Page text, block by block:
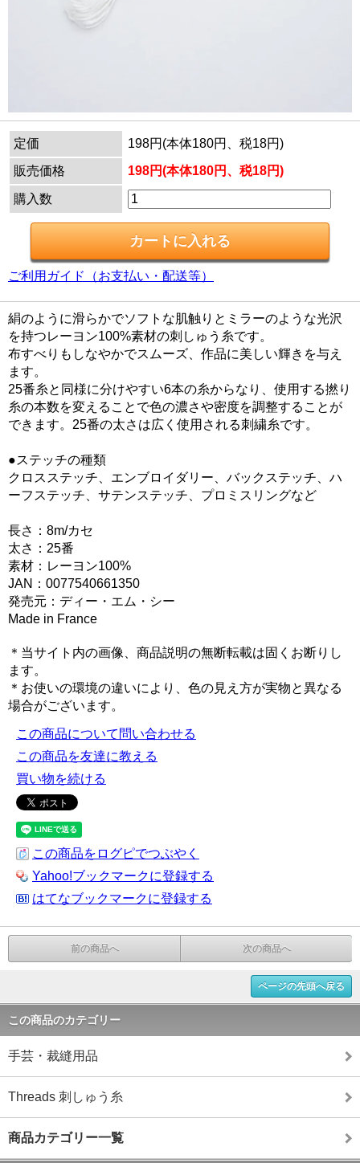
定価
198円(本体180円、税18円)
販売価格
198円(本体180円、税18円)
購入数
ご利用ガイド（お支払い・配送等）
絹のように滑らかでソフトな肌触りとミラーのような光沢
を持つレーヨン100%素材の刺しゅう糸です。
布すべりもしなやかでスムーズ、作品に美しい輝きを与え
ます。
25番糸と同様に分けやすい6本の糸からなり、使用する撚り
糸の本数を変えることで色の濃さや密度を調整することが
できます。25番の太さは広く使用される刺繍糸です。
●ステッチの種類
クロスステッチ、エンブロイダリー、バックステッチ、ハ
ーフステッチ、サテンステッチ、プロミスリングなど
長さ：8m/カセ
太さ：25番
素材：レーヨン100%
JAN：0077540661350
発売元：ディー・エム・シー
Made in France
＊当サイト内の画像、商品説明の無断転載は固くお断りし
ます。
＊お使いの環境の違いにより、色の見え方が実物と異なる
場合がございます。
この商品について問い合わせる
この商品を友達に教える
買い物を続ける
この商品をログピでつぶやく
Yahoo!ブックマークに登録する
はてなブックマークに登録する
前の商品へ 次の商品へ
ページの先頭へ戻る
この商品のカテゴリー
手芸・裁縫用品
Threads 刺しゅう糸
商品カテゴリー一覧